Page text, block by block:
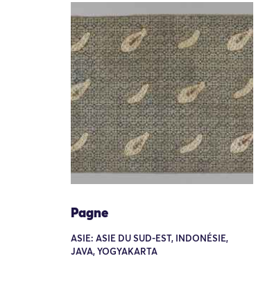
Pagne
ASIE: ASIE DU SUD-EST, INDONÉSIE,
JAVA, YOGYAKARTA